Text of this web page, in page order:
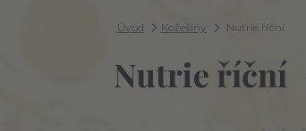
Úvod Kožešiny Nutrie říční
Nutrie říční